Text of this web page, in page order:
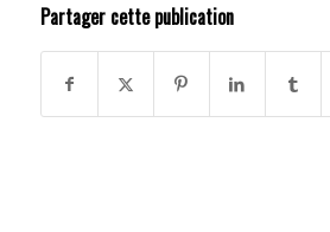
Partager cette publication